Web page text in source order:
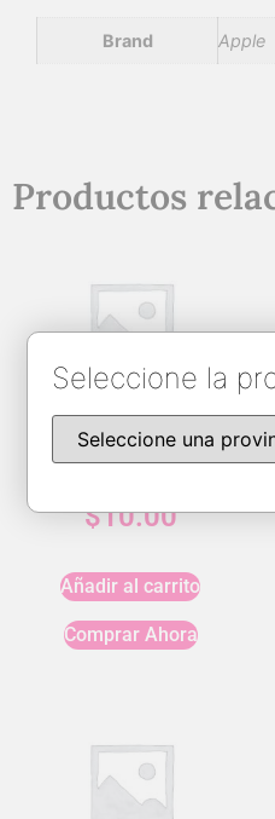
Brand Apple
Productos
Tempered Glass Iphone
$10.00
Añadir al carrito
Comprar Ahora
Seleccione la